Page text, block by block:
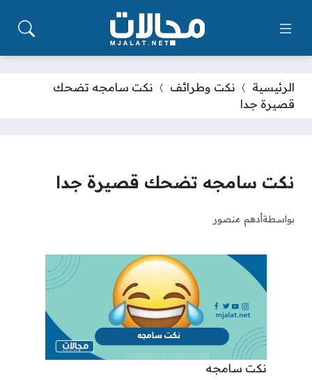
الرئيسية نكت وطرائف
نكت سامجه تضحك
قصيرة جدا
نكت سامجه تضحك قصيرة جدا
بواسطةأدهم منصور
نكت سامجه